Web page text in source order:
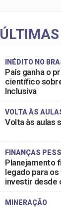
ÚLTIMAS
INÉDITO NO
País ganha o
científico
Inclusiva
VOLTA ÀS
Volta às aulas
FINANÇAS
Planejamento
legado para
investir desde
MINERAÇÃO